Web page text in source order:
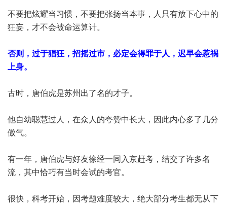
不要把炫耀当习惯，不要把张扬当本事，人只有放下心中的
狂妄，才不会被命运算计。
否则，过于猖狂，招摇过市，必定会得罪于人，迟早会惹祸
上身。
古时，唐伯虎是苏州出了名的才子。
他自幼聪慧过人，在众人的夸赞中长大，因此内心多了几分
傲气。
有一年，唐伯虎与好友徐经一同入京赶考，结交了许多名
流，其中恰巧有当时会试的考官。
很快，科考开始，因考题难度较大，绝大部分考生都无从下